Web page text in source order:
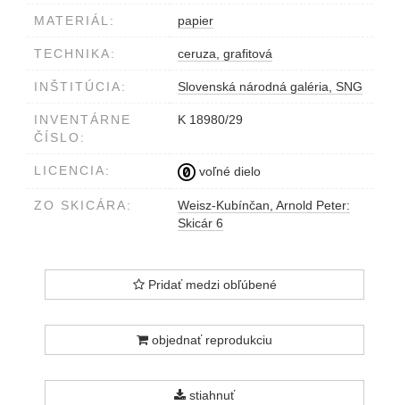
MATERIÁL: papier
TECHNIKA: ceruza, grafitová
INŠTITÚCIA: Slovenská národná galéria, SNG
INVENTÁRNE
ČÍSLO:
K 18980/29
LICENCIA: voľné dielo
ZO SKICÁRA:
Weisz-Kubínčan, Arnold Peter:
Skicár 6
Pridať medzi obľúbené
objednať reprodukciu
stiahnuť